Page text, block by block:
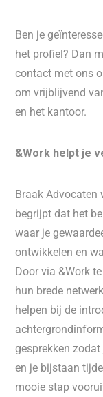
Ben je
het profiel? Dan
contact met ons
om vrijblijvend
en het kantoor.
&Work helpt je
Braak Advocaten
begrijpt dat het
waar je
ontwikkelen en
Door via &Work
hun brede
helpen bij de
gesprekken
en je bijstaan
mooie stap